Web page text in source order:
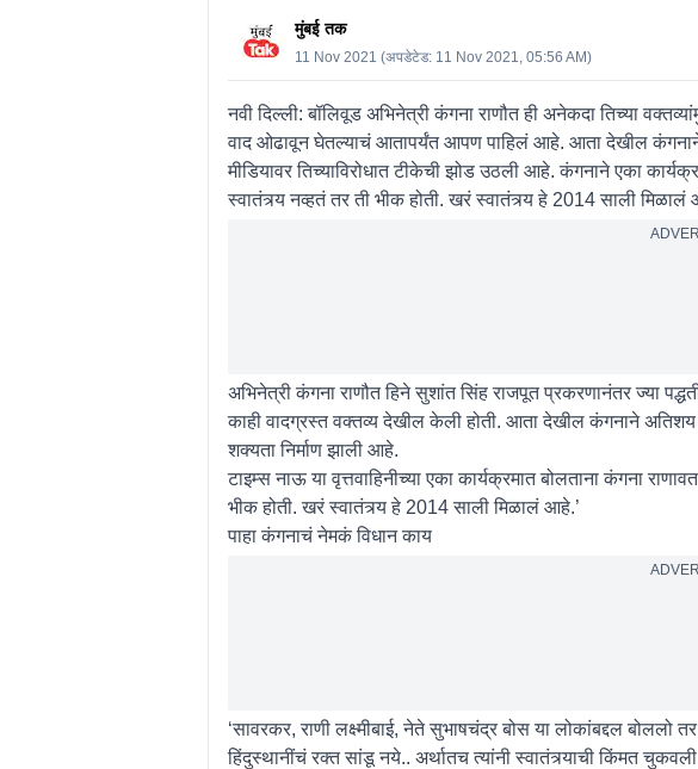
मुंबई तक
11 Nov 2021 (अपडेटेड: 11 Nov 2021, 05:56 AM)
नवी दिल्ली: बॉलिवूड अभिनेत्री कंगना राणौत ही अनेकदा तिच्या
वाद ओढावून घेतल्याचं आतापर्यंत आपण पाहिलं आहे. आता देखील
मीडियावर तिच्याविरोधात टीकेची झोड उठली आहे. कंगनाने एका
स्वातंत्र्य नव्हतं तर ती भीक होती. खरं स्वातंत्र्य हे 2014 साली मिळालं
अभिनेत्री कंगना राणौत हिने सुशांत सिंह राजपूत प्रकरणानंतर ज्या
काही वादग्रस्त वक्तव्य देखील केली होती. आता देखील कंगनाने अतिशय
शक्यता निर्माण झाली आहे.
टाइम्स नाऊ या वृत्तवाहिनीच्या एका कार्यक्रमात बोलताना कंगना
भीक होती. खरं स्वातंत्र्य हे 2014 साली मिळालं आहे.’
पाहा कंगनाचं नेमकं विधान काय
‘सावरकर, राणी लक्ष्मीबाई, नेते सुभाषचंद्र बोस या लोकांबद्दल बोललो
हिंदुस्थानींचं रक्त सांडू नये.. अर्थातच त्यांनी स्वातंत्र्याची किंमत